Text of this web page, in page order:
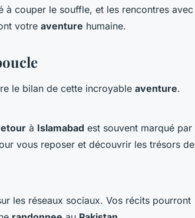
à couper le souffle, et les rencontres avec
votre aventure humaine.
le bilan de cette incroyable aventure.
à Islamabad est souvent marqué par
vous reposer et découvrir les trésors de
les réseaux sociaux. Vos récits pourront